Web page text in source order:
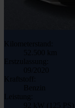
Kilometerstand:
52.500 km
Erstzulassung:
09/2020
Kraftstoff:
Benzin
Leistung:
92 kW (125 PS)